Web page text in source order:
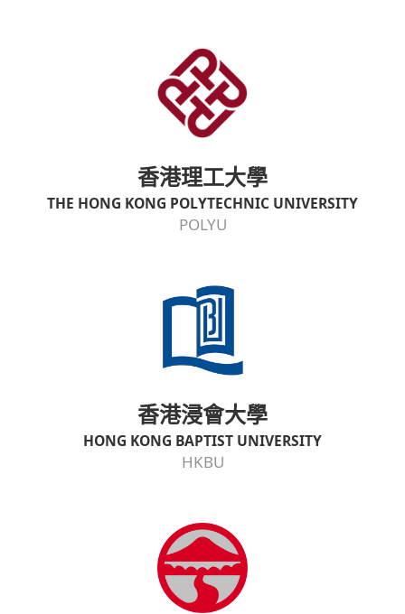
香港理工大學
THE HONG KONG POLYTECHNIC UNIVERSITY
POLYU
香港浸會大學
HONG KONG BAPTIST UNIVERSITY
HKBU